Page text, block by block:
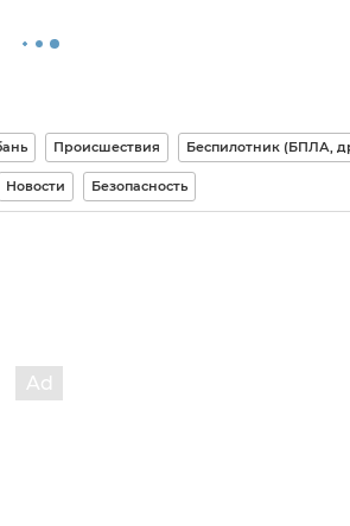
Происшествия Беспилотник (БПЛА,
Новости Безопасность